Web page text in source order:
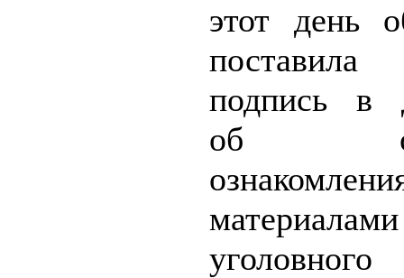
этот день
подпись в
об
материалами